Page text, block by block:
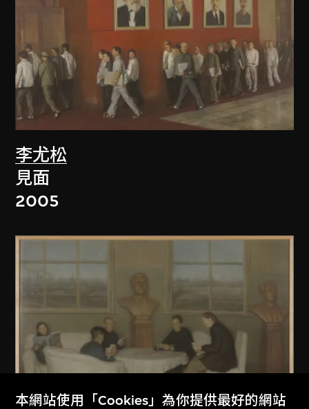
李尤松
見面
2005
本網站使用「Cookies」為你提供最好的網站